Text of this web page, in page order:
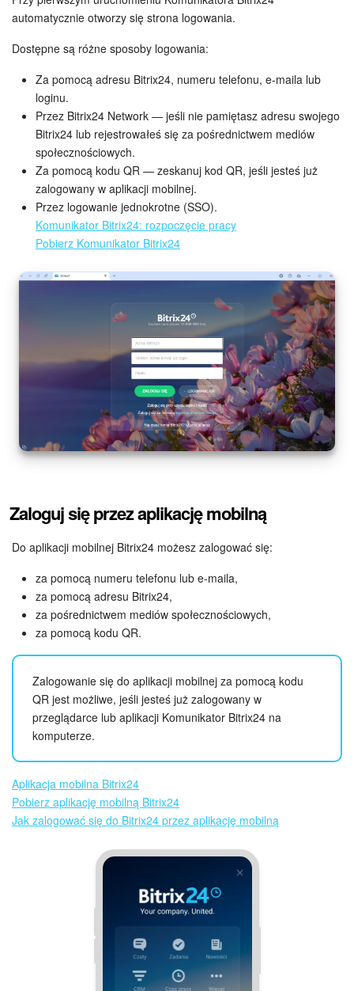
automatycznie otworzy się strona logowania.
Dostępne są różne sposoby logowania:
Za pomocą adresu Bitrix24, numeru telefonu, e-maila lub
loginu.
Przez Bitrix24 Network — jeśli nie pamiętasz adresu swojego
Bitrix24 lub rejestrowałeś się za pośrednictwem mediów
społecznościowych.
Za pomocą kodu QR — zeskanuj kod QR, jeśli jesteś już
zalogowany w aplikacji mobilnej.
Przez logowanie jednokrotne (SSO).
Komunikator Bitrix24: rozpoczęcie pracy
Pobierz Komunikator Bitrix24
Zaloguj się przez aplikację mobilną
Do aplikacji mobilnej Bitrix24 możesz zalogować się:
za pomocą numeru telefonu lub e-maila,
za pomocą adresu Bitrix24,
za pośrednictwem mediów społecznościowych,
za pomocą kodu QR.
Zalogowanie się do aplikacji mobilnej za pomocą kodu
QR jest możliwe, jeśli jesteś już zalogowany w
przeglądarce lub aplikacji Komunikator Bitrix24 na
komputerze.
Aplikacja mobilna Bitrix24
Pobierz aplikację mobilną Bitrix24
Jak zalogować się do Bitrix24 przez aplikację mobilną